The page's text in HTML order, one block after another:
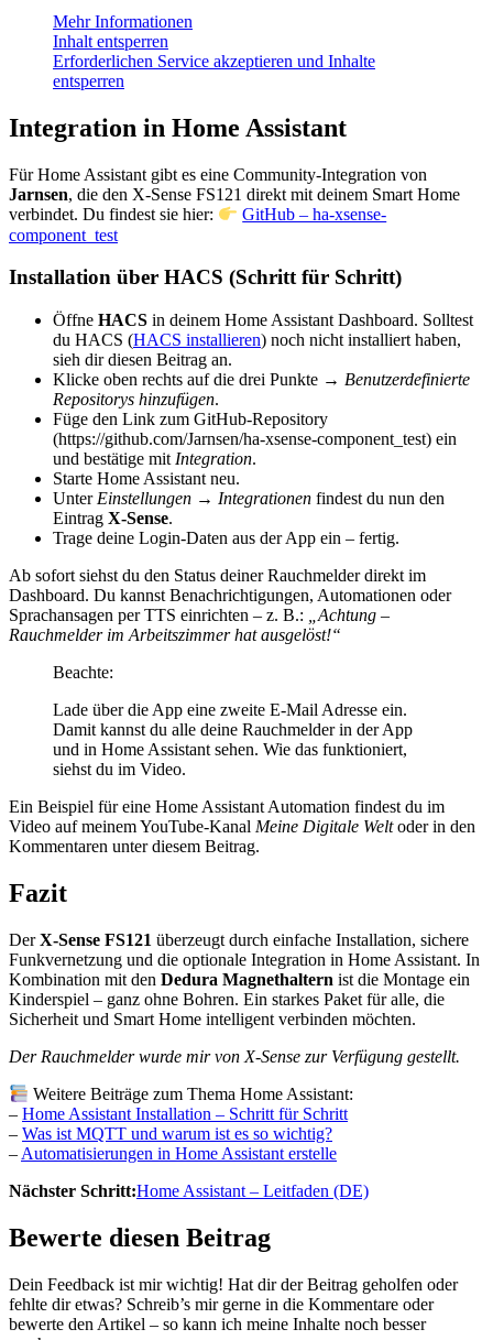
Mehr Informationen
Inhalt entsperren
Erforderlichen Service akzeptieren und Inhalte
entsperren
Integration in Home Assistant
Für Home Assistant gibt es eine Community-Integration von
Jarnsen, die den X-Sense FS121 direkt mit deinem Smart Home
verbindet. Du findest sie hier:
GitHub – ha-xsense-
component_test
Installation über HACS (Schritt für Schritt)
Öffne HACS in deinem Home Assistant Dashboard. Solltest
du HACS (HACS installieren) noch nicht installiert haben,
sieh dir diesen Beitrag an.
Klicke oben rechts auf die drei Punkte → Benutzerdefinierte
Repositorys hinzufügen.
Füge den Link zum GitHub-Repository
(https://github.com/Jarnsen/ha-xsense-component_test) ein
und bestätige mit Integration.
Starte Home Assistant neu.
Unter Einstellungen → Integrationen findest du nun den
Eintrag X-Sense.
Trage deine Login-Daten aus der App ein – fertig.
Ab sofort siehst du den Status deiner Rauchmelder direkt im
Dashboard. Du kannst Benachrichtigungen, Automationen oder
Sprachansagen per TTS einrichten – z. B.:
„Achtung –
Rauchmelder im Arbeitszimmer hat ausgelöst!“
Beachte:
Lade über die App eine zweite E-Mail Adresse ein.
Damit kannst du alle deine Rauchmelder in der App
und in Home Assistant sehen. Wie das funktioniert,
siehst du im Video.
Ein Beispiel für eine Home Assistant Automation findest du im
Video auf meinem YouTube-Kanal Meine Digitale Weltoder in den
Kommentaren unter diesem Beitrag.
Fazit
DerX-Sense FS121 überzeugt durch einfache Installation, sichere
Funkvernetzung und die optionale Integration in Home Assistant. In
Kombination mit den Dedura Magnethaltern ist die Montage ein
Kinderspiel – ganz ohne Bohren. Ein starkes Paket für alle, die
Sicherheit und Smart Home intelligent verbinden möchten.
Der Rauchmelder wurde mir von X-Sense zur Verfügung gestellt.
Weitere Beiträge zum Thema Home Assistant:
– Home Assistant Installation – Schritt für Schritt
– Was ist MQTT und warum ist es so wichtig?
– Automatisierungen in Home Assistant erstelle
Nächster Schritt:Home Assistant – Leitfaden (DE)
Bewerte diesen Beitrag
Dein Feedback ist mir wichtig! Hat dir der Beitrag geholfen oder
fehlte dir etwas? Schreib’s mir gerne in die Kommentare oder
bewerte den Artikel – so kann ich meine Inhalte noch besser